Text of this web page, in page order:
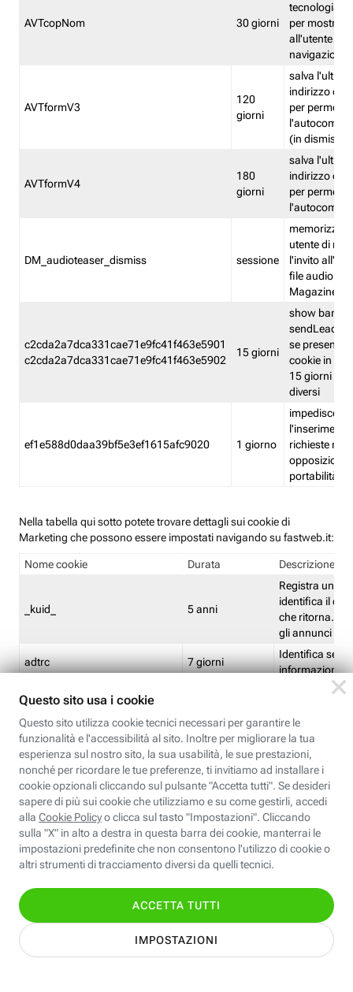
AVTcopNom 30 giorni
tecnologia
per
all'utente
navigazione
AVTformV3
120
giorni
salva l'ultimo
indirizzo di
per
(in
AVTformV4
180
giorni
salva l'ultimo
indirizzo di
per
DM_audioteaser_dismiss sessione
memorizza
utente di
l'invito
file audio del
Magazine
c2cda2a7dca331cae71e9fc41f463e5901
c2cda2a7dca331cae71e9fc41f463e5902
15 giorni
show banner
sendLead
se presenti
cookie in un
15 giorni e
diversi
ef1e588d0daa39bf5e3ef1615afc9020 1 giorno
impedisce
l'inserimento
richieste
opposizione
portabilità
Nella tabella qui sotto potete trovare dettagli sui cookie di
Marketing che possono essere impostati navigando su fastweb.it:
Nome cookie Durata Descrizione
_kuid_ 5 anni
Registra un ID
identifica il
che ritorna.
gli annunci
adtrc 7 giorni
Identifica se
informazioni
CFFC<TagID>
Limite di
CM 1 giorno
Identifica se
ricontrollare
corrispondenti
(impostata da
CM14 14 giorni
Identifica se
ricontrollare
corrispondenti
(impostata da
pagine
EBFC<BannerID> 7 giorni
Identifica la
banner
Identifica la